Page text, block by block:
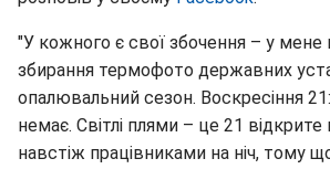
"У кожного є свої збочення – у мене
збирання термофото державних
опалювальний сезон. Воскресіння
немає. Світлі плями – це 21
навстіж працівниками на ніч, тому